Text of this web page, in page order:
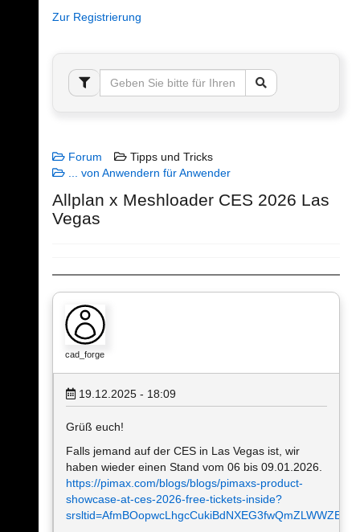
Zur Registrierung
Forum
Tipps und Tricks
... von Anwendern für Anwender
Allplan x Meshloader CES 2026 Las
Vegas
cad_forge
19.12.2025 - 18:09
Grüß euch!
Falls jemand auf der CES in Las Vegas ist, wir
haben wieder einen Stand vom 06 bis 09.01.2026.
https://pimax.com/blogs/blogs/pimaxs-product-
showcase-at-ces-2026-free-tickets-inside?